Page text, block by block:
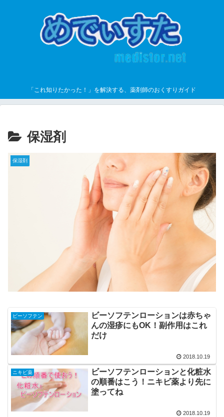
「これ知りたかった！」を解決する、薬剤師のおくすりガイド
保湿剤
保湿剤
ビーソフテン
ビーソフテンローションは赤ちゃ
んの湿疹にもOK！副作用はこれ
だけ
2018.10.19
ニキビ薬
ビーソフテンローションと化粧水
の順番はこう！ニキビ薬より先に
塗ってね
2018.10.19